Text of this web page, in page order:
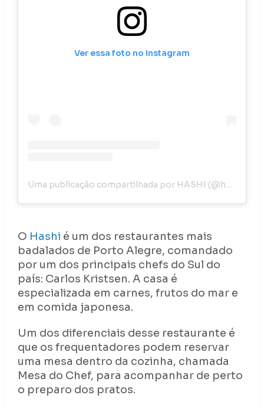
Ver essa foto no Instagram
Uma publicação compartilhada por HASHI (@hashi_rs)
O Hashi é um dos restaurantes mais
badalados de Porto Alegre, comandado
por um dos principais chefs do Sul do
país: Carlos Kristsen. A casa é
especializada em carnes, frutos do mar e
em comida japonesa.
Um dos diferenciais desse restaurante é
que os frequentadores podem reservar
uma mesa dentro da cozinha, chamada
Mesa do Chef, para acompanhar de perto
o preparo dos pratos.